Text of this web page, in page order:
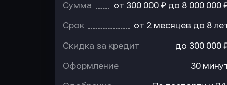
Сумма от 300 000 ₽ до 8 000 000
Срок от 2 месяцев до 8
Скидка за кредит до 300 000
Оформление 30